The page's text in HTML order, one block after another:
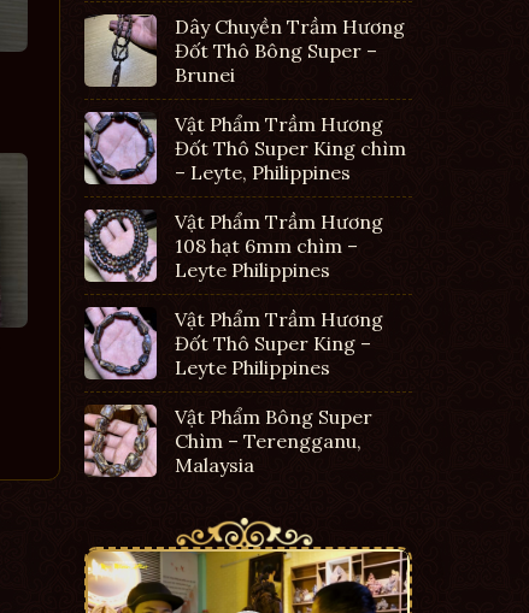
Dây Chuyền Trầm Hương
Đốt Thô Bông Super –
Brunei
Vật Phẩm Trầm Hương
Đốt Thô Super King chìm
– Leyte, Philippines
Vật Phẩm Trầm Hương
108 hạt 6mm chìm –
Leyte Philippines
Vật Phẩm Trầm Hương
Đốt Thô Super King –
Leyte Philippines
Vật Phẩm Bông Super
Chìm – Terengganu,
Malaysia